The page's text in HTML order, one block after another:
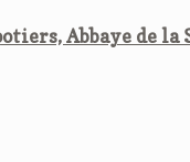
Abbaye de la